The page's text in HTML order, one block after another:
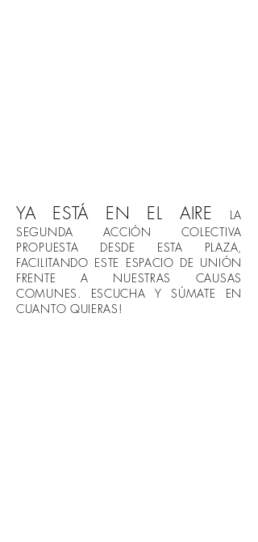
YA ESTÁ EN EL AIRE
LA
SEGUNDA ACCIÓN COLECTIVA
PROPUESTA DESDE ESTA PLAZA,
FACILITANDO ESTE ESPACIO DE UNIÓN
FRENTE A NUESTRAS CAUSAS
COMUNES. ESCUCHA Y SÚMATE EN
CUANTO QUIERAS!